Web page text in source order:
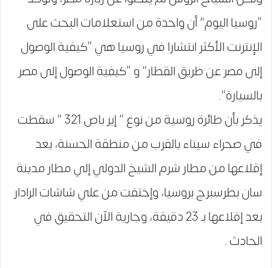
“روسيا اليوم” أن واحدة من استعلامات البحث على
الإنترنت الأكثر انتشارا في روسيا هي “كيفية الوصول
إلى مصر عن طريق القطار” و “كيفية الوصول إلى مصر
بالسيارة”.
يذكر بأن طائرة روسية من نوع ” إير باص 321 ” سقطت
في صحراء سيناء بالقرب من منطقة الحسنة، بعد
إقلاعها من مطار شرم الشيخ الدولي إلي مطار مدينة
سان بطرسبرج بروسيا، وإختفت من علي شاشات الرادار
بعد إقلاعها بـ 23 دقيقة، وجارية الآن التحقيق في
الحادث .